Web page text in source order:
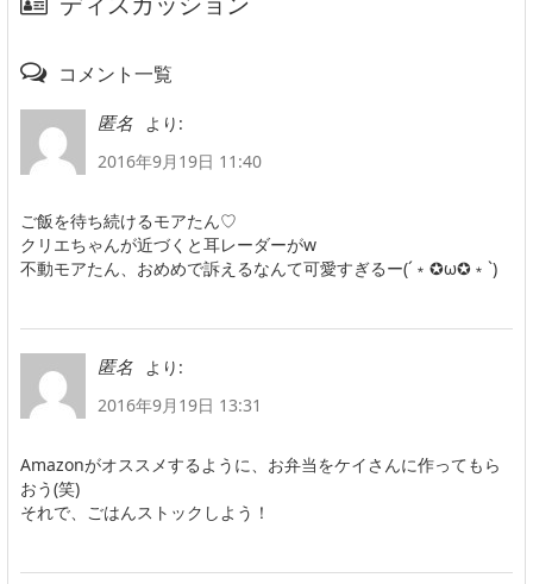
コメント一覧
匿名
より:
2016年9月19日 11:40
ご飯を待ち続けるモアたん♡
クリエちゃんが近づくと耳レーダーがw
不動モアたん、おめめで訴えるなんて可愛すぎるー(´﹡✪ω✪﹡`)
匿名
より:
2016年9月19日 13:31
Amazonがオススメするように、お弁当をケイさんに作ってもら
おう(笑)
それで、ごはんストックしよう！